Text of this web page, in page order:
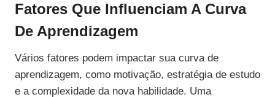
Fatores Que Influenciam A Curva
De Aprendizagem
Vários fatores podem impactar sua curva de
aprendizagem, como motivação, estratégia de estudo
e a complexidade da nova habilidade. Uma